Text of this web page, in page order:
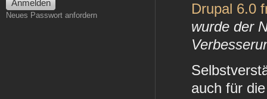
Neues Passwort anfordern
Drupal 6.0
wurde der
auch für